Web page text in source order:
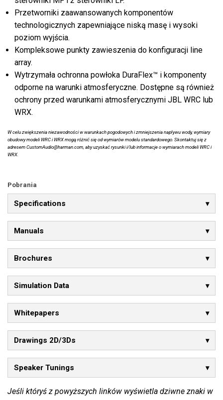
Przetworniki zaawansowanych komponentów
technologicznych zapewniające niską masę i wysoki
poziom wyjścia.
Kompleksowe punkty zawieszenia do konfiguracji line
array.
Wytrzymała ochronna powłoka DuraFlex™ i komponenty
odporne na warunki atmosferyczne. Dostępne są również
ochrony przed warunkami atmosferycznymi JBL WRC lub
WRX.
W celu zwiększenia niezawodności w warunkach pogodowych i zmniejszenia napływu wody, wymiary
obudowy modeli WRC i WRX mogą różnić się od wymiarów modelu standardowego. Skontaktuj się z
adresem CustomAudio@harman.com, aby uzyskać rysunki i/lub informacje o wymiarach modeli WRC i
WRX.
Pobrania
Specifications
Manuals
Brochures
Simulation Data
Whitepapers
Drawings 2D/3Ds
Speaker Tunings
Jeśli któryś z powyższych linków wyświetla dziwne znaki w